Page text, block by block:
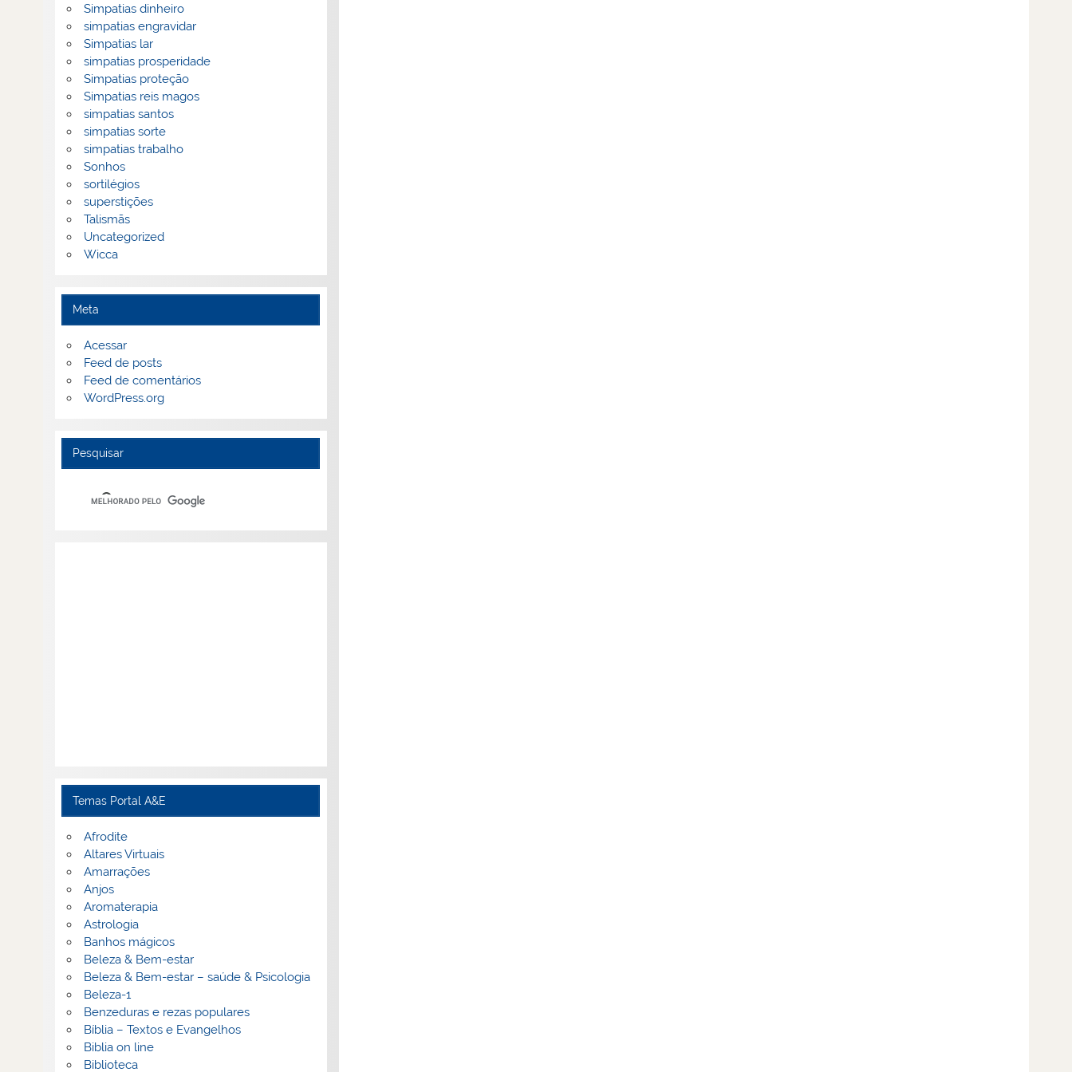
Simpatias dinheiro
simpatias engravidar
Simpatias lar
simpatias prosperidade
Simpatias proteção
Simpatias reis magos
simpatias santos
simpatias sorte
simpatias trabalho
Sonhos
sortilégios
superstições
Talismãs
Uncategorized
Wicca
Meta
Acessar
Feed de posts
Feed de comentários
WordPress.org
Pesquisar
Temas Portal A&E
Afrodite
Altares Virtuais
Amarrações
Anjos
Aromaterapia
Astrologia
Banhos mágicos
Beleza & Bem-estar
Beleza & Bem-estar – saúde & Psicologia
Beleza-1
Benzeduras e rezas populares
Bíblia – Textos e Evangelhos
Biblia on line
Biblioteca